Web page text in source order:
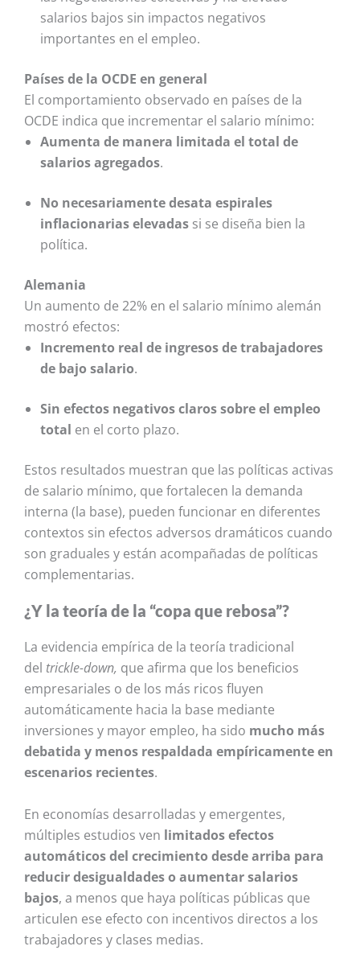
salarios bajos sin impactos negativos
importantes en el empleo.
Países de la OCDE en general
El comportamiento observado en países de la
OCDE indica que incrementar el salario mínimo:
Aumenta de manera limitada el total de
salarios agregados.
No necesariamente desata espirales
inflacionarias elevadas si se diseña bien la
política.
Alemania
Un aumento de 22% en el salario mínimo alemán
mostró efectos:
Incremento real de ingresos de trabajadores
de bajo salario.
Sin efectos negativos claros sobre el empleo
total en el corto plazo.
Estos resultados muestran que las políticas activas
de salario mínimo, que fortalecen la demanda
interna (la base), pueden funcionar en diferentes
contextos sin efectos adversos dramáticos cuando
son graduales y están acompañadas de políticas
complementarias.
¿Y la teoría de la “copa que rebosa”?
La evidencia empírica de la teoría tradicional
del trickle-down, que afirma que los beneficios
empresariales o de los más ricos fluyen
automáticamente hacia la base mediante
inversiones y mayor empleo, ha sido mucho más
debatida y menos respaldada empíricamente en
escenarios recientes.
En economías desarrolladas y emergentes,
múltiples estudios ven limitados efectos
automáticos del crecimiento desde arriba para
reducir desigualdades o aumentar salarios
bajos, a menos que haya políticas públicas que
articulen ese efecto con incentivos directos a los
trabajadores y clases medias.